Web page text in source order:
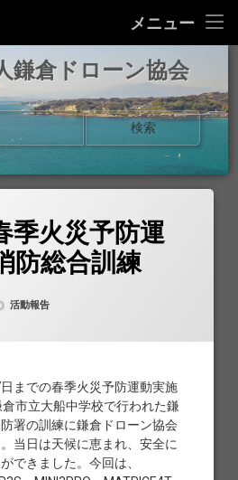
メニュー
鎌倉ドローン協会
季火災予防運
防総合訓練
Updated on
by鎌倉ドローン協会
カテゴリー:
活動報告
までの春季火災予防運動実施
市立大船中学校で行われた鎌
署の訓練に鎌倉ドローン協会
当日は天候に恵まれ、安全に
できました。今回は、